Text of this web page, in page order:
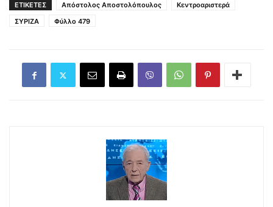
ΕΤΙΚΕΤΕΣ Απόστολος Αποστολόπουλος
Κεντροαριστερά
ΣΥΡΙΖΑ
Φύλλο 479